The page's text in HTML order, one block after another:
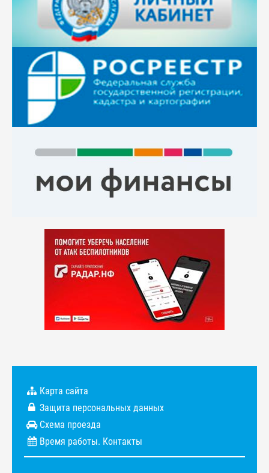
Карта сайта
Защита персональных данных
Схема проезда
Время работы. Контакты